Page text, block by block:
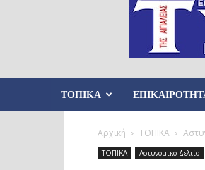
ΤΟΠΙΚΑ
Αρχική ΤΟΠΙΚΑ
ΤΟΠΙΚΑ Αστυνομικό Δελτίο